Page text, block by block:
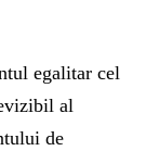
egalitar cel
al
de